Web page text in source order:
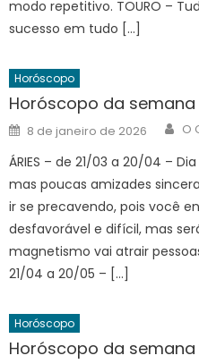
modo repetitivo. TOURO –
sucesso em tudo […]
Horóscopo
Horóscopo da semana
Posted
on
8 de janeiro de 2026 O
ÁRIES – de 21/03 a 20/04 –
mas poucas amizades
ir se precavendo, pois você
desfavorável e difícil, mas
magnetismo vai atrair
21/04 a 20/05 – […]
Horóscopo
Horóscopo da semana